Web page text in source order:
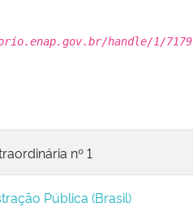
handle/1/7179
nº 1
Pública (Brasil)